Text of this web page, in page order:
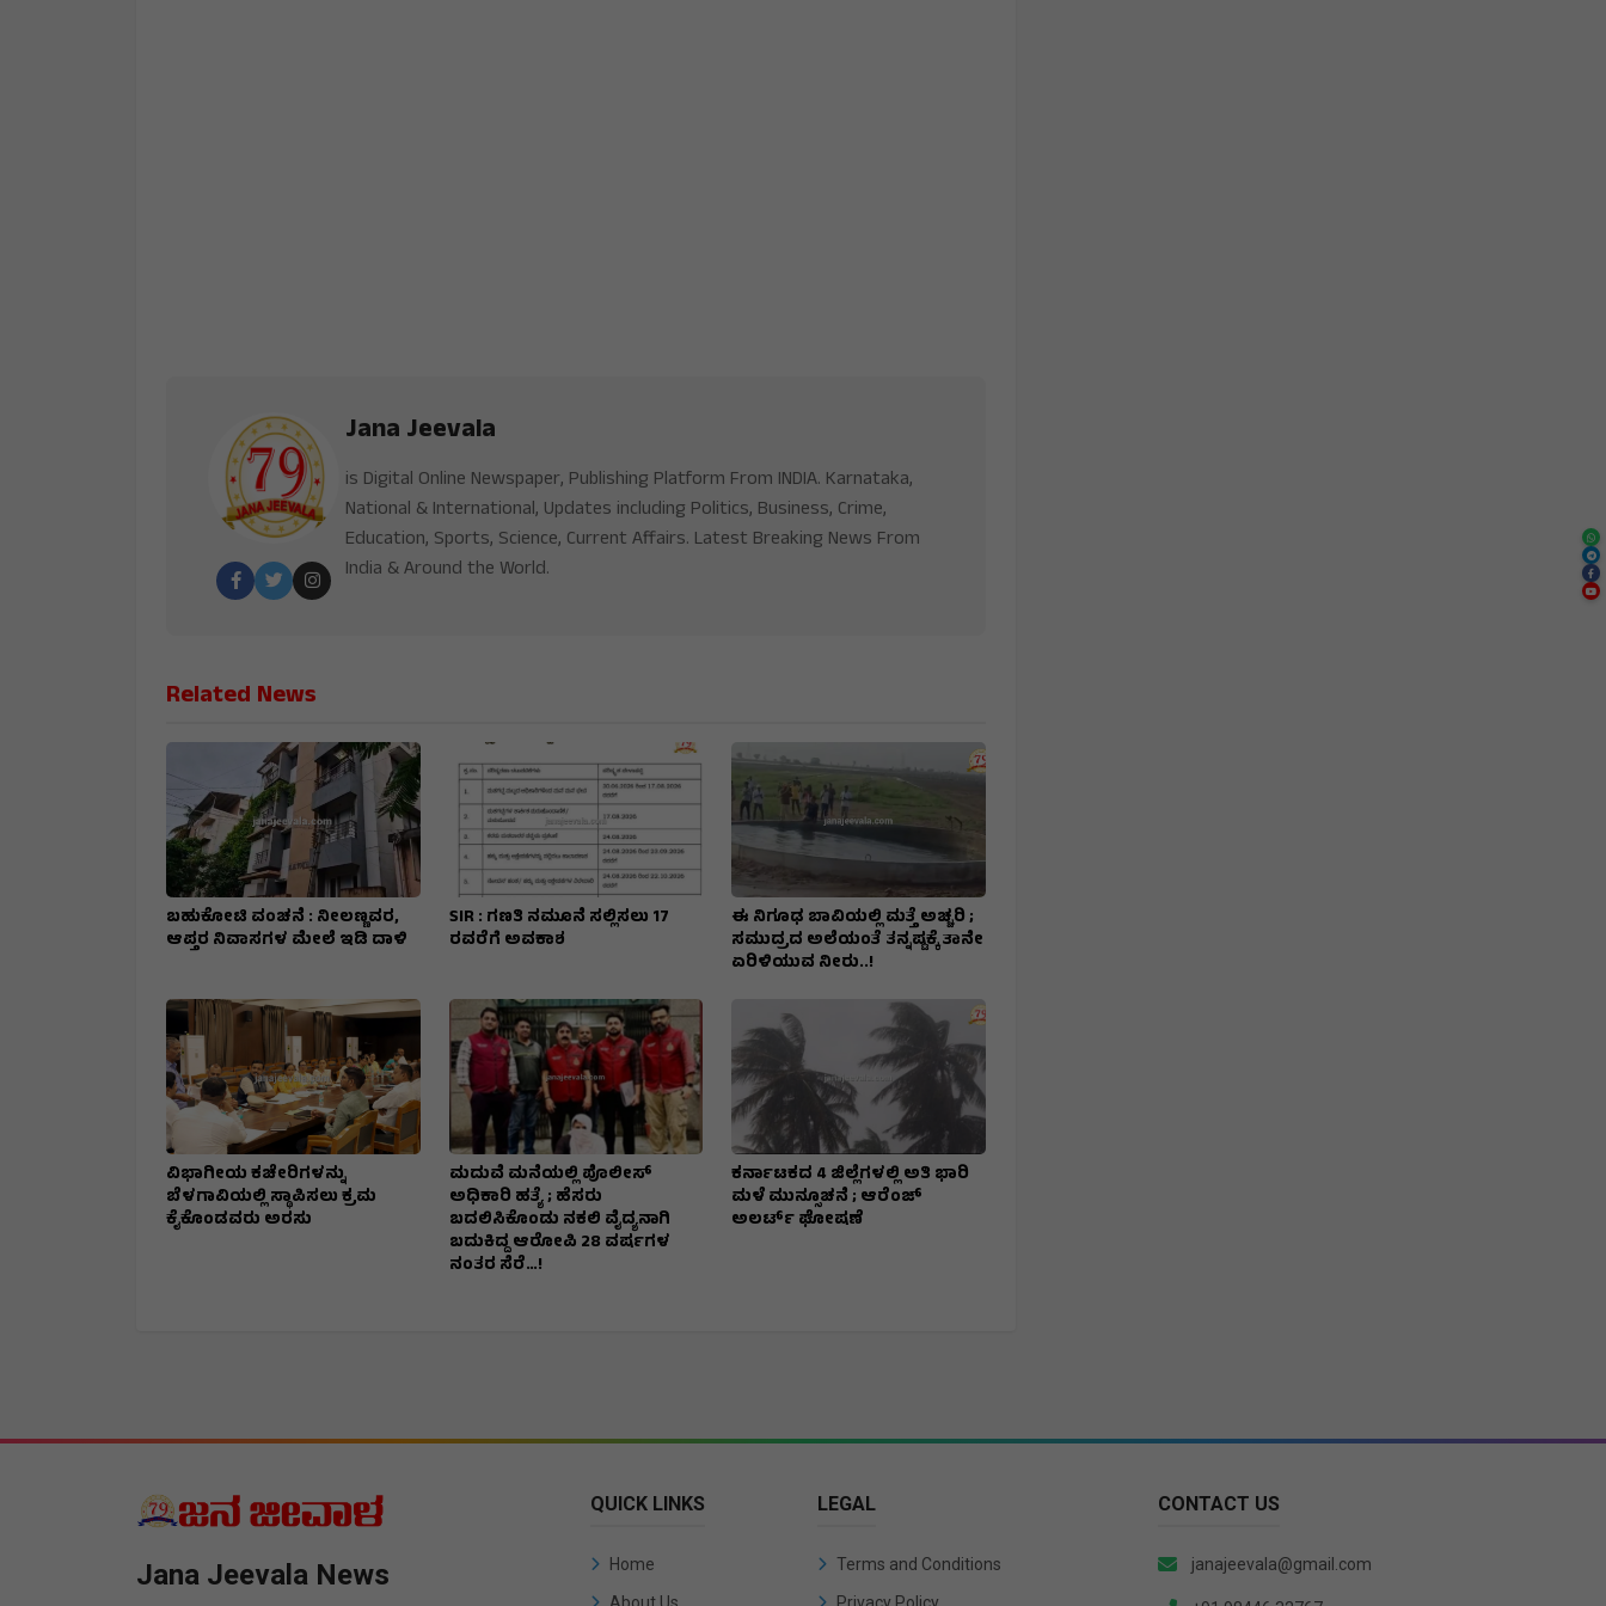
Jana Jeevala
is Digital Online Newspaper, Publishing Platform From INDIA. Karnataka,
National & International, Updates including Politics, Business, Crime,
Education, Sports, Science, Current Affairs. Latest Breaking News From
India & Around the World.
Related News
ಬಹುಕೋಟಿ ವಂಚನೆ : ನೀಲಣ್ಣವರ,
ಆಪ್ತರ ನಿವಾಸಗಳ ಮೇಲೆ ಇಡಿ ದಾಳಿ
SIR : ಗಣತಿ ನಮೂನೆ ಸಲ್ಲಿಸಲು 17
ರವರೆಗೆ ಅವಕಾಶ
ಈ ನಿಗೂಢ ಬಾವಿಯಲ್ಲಿ ಮತ್ತೆ ಅಚ್ಚರಿ ;
ಸಮುದ್ರದ ಅಲೆಯಂತೆ ತನ್ನಷ್ಟಕ್ಕೆ ತಾನೇ
ಏರಿಳಿಯುವ ನೀರು..!
ವಿಭಾಗೀಯ ಕಚೇರಿಗಳನ್ನು
ಬೆಳಗಾವಿಯಲ್ಲಿ ಸ್ಥಾಪಿಸಲು ಕ್ರಮ
ಕೈಕೊಂಡವರು ಅರಸು
ಮದುವೆ ಮನೆಯಲ್ಲಿ ಪೊಲೀಸ್
ಅಧಿಕಾರಿ ಹತ್ಯೆ ; ಹೆಸರು
ಬದಲಿಸಿಕೊಂಡು ನಕಲಿ ವೈದ್ಯನಾಗಿ
ಬದುಕಿದ್ದ ಆರೋಪಿ 28 ವರ್ಷಗಳ
ನಂತರ ಸೆರೆ…!
ಕರ್ನಾಟಕದ 4 ಜಿಲ್ಲೆಗಳಲ್ಲಿ ಅತಿ ಭಾರಿ
ಮಳೆ ಮುನ್ಸೂಚನೆ ; ಆರೆಂಜ್‌
ಅಲರ್ಟ್‌ ಘೋಷಣೆ
Jana Jeevala News
QUICK LINKS
Home
LEGAL
Terms and Conditions
CONTACT US
janajeevala@gmail.com